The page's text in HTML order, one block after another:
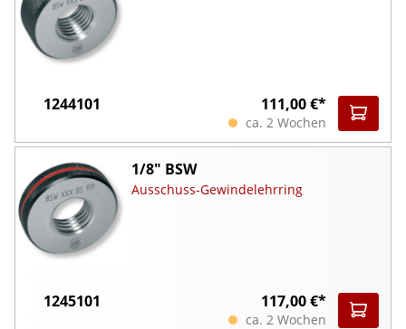
1244101 111,00 €*
ca. 2 Wochen
1/8" BSW
Ausschuss-Gewindelehrring
1245101 117,00 €*
ca. 2 Wochen